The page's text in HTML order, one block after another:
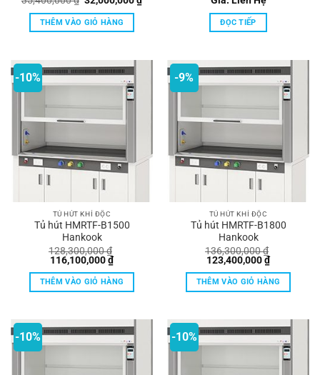
gốc
là:
35,400,000 ₫.
hiện
THÊM VÀO GIỎ HÀNG ĐỌC TIẾP
-10%
TỦ HÚT KHÍ ĐỘC
Tủ hút HMRTF-B1500
Hankook
128,300,000₫
Giá
là:
128,300,000 ₫.
116,100,000₫Giá
hiện
tại
là:
116,100,000 ₫.
THÊM VÀO GIỎ HÀNG
-9%
TỦ HÚT KHÍ ĐỘC
Tủ hút HMRTF-B1800
Hankook
136,300,000₫
Giá
là:
136,300,000 ₫.
123,400,000₫Giá
hiện
tại
là:
THÊM VÀO GIỎ HÀNG
-10% -10%